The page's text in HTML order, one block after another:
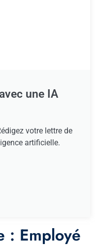
une IA
votre lettre de
artificielle.
: Employé